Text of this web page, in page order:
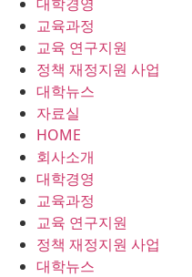
교육과정
교육 연구지원
정책 재정지원 사업
대학뉴스
자료실
HOME
회사소개
대학경영
교육과정
교육 연구지원
정책 재정지원 사업
대학뉴스